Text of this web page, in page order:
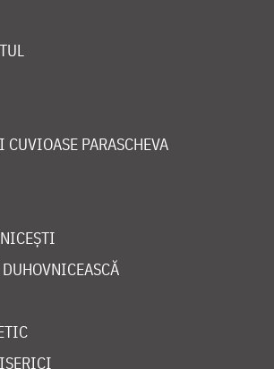
PARASCHEVA